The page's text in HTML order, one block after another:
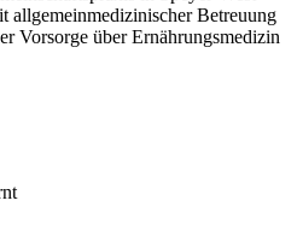
allgemeinmedizinischer Betreuung
Vorsorge über Ernährungsmedizin